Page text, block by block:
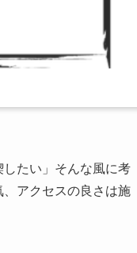
したい」そんな風に考
アクセスの良さは施